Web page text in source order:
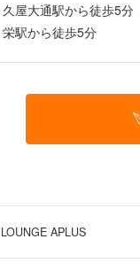
久屋大通駅から徒歩5分
栄駅から徒歩5分
LOUNGE APLUS